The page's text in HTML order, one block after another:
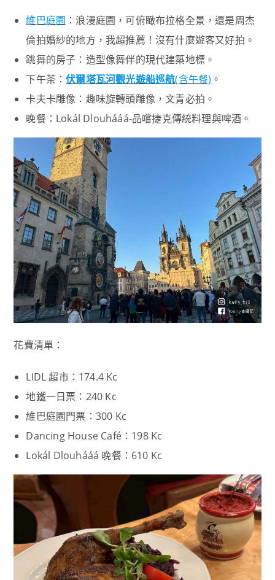
維巴庭園 ：浪漫庭園，可俯瞰布拉格全景，還是周杰
倫拍婚紗的地方，我超推薦！沒有什麼遊客又好拍。
跳舞的房子：造型像舞伴的現代建築地標。
下午茶：伏爾塔瓦河觀光遊船巡航(含午餐) 。
卡夫卡雕像：趣味旋轉頭雕像，文青必拍。
晚餐：Lokál Dlouhááá-品嚐捷克傳統料理與啤酒。
花費清單：
LIDL 超市：174.4 Kc
地鐵一日票：240 Kc
維巴庭園門票：300 Kc
Dancing House Café：198 Kc
Lokál Dlouhááá 晚餐：610 Kc